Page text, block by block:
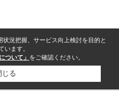
LINEからお問い合わせ
況把握、サービス向上検討を目的と
います。
ついて」 をご確認ください。
じる